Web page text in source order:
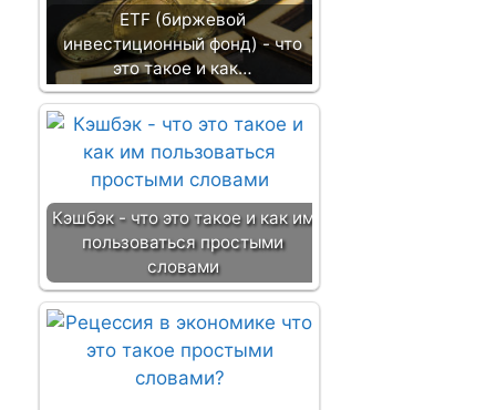
ETF (биржевой
инвестиционный фонд) - что
это такое и как…
Кэшбэк - что это такое и как им
пользоваться простыми
словами